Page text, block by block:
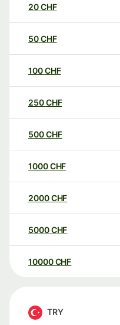
20CHF
50CHF
100CHF
250CHF
500CHF
1000CHF
2000CHF
5000CHF
10000 CHF
TRY